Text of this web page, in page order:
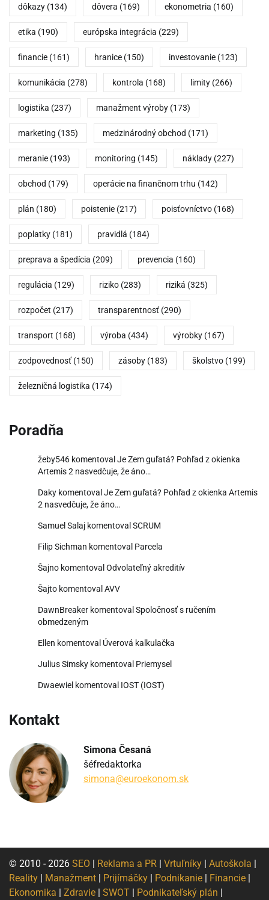
dôkazy (134) dôvera (169) ekonometria (160)
etika (190) európska integrácia (229)
financie (161) hranice (150) investovanie (123)
komunikácia (278) kontrola (168) limity (266)
logistika (237) manažment výroby (173)
marketing (135) medzinárodný obchod (171)
meranie (193) monitoring (145) náklady (227)
obchod (179) operácie na finančnom trhu (142)
plán (180) poistenie (217) poisťovníctvo (168)
poplatky (181) pravidlá (184)
preprava a špedícia (209) prevencia (160)
regulácia (129) riziko (283) riziká (325)
rozpočet (217) transparentnosť (290)
transport (168) výroba (434) výrobky (167)
zodpovednosť (150) zásoby (183) školstvo (199)
železničná logistika (174)
Poradňa
žeby546 komentoval Je Zem guľatá? Pohľad z okienka
Artemis 2 nasvedčuje, že áno…
Daky komentoval Je Zem guľatá? Pohľad z okienka Artemis
2 nasvedčuje, že áno…
Samuel Salaj komentoval SCRUM
Filip Sichman komentoval Parcela
Šajno komentoval Odvolateľný akreditív
Šajto komentoval AVV
DawnBreaker komentoval Spoločnosť s ručením
obmedzeným
Ellen komentoval Úverová kalkulačka
Julius Simsky komentoval Priemysel
Dwaewiel komentoval IOST (IOST)
Kontakt
Simona Česaná
šéfredaktorka
simona@euroekonom.sk
© 2010 - 2026 SEO | Reklama a PR | Vrtuľníky | Autoškola |
Reality | Manažment | Prijímáčky | Podnikanie | Financie |
Ekonomika | Zdravie | SWOT | Podnikateľský plán |